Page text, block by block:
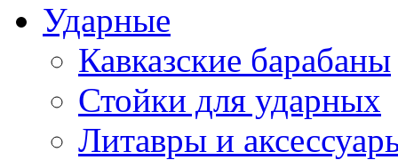
Ударные
Кавказские барабаны
Стойки для ударных
Литавры и